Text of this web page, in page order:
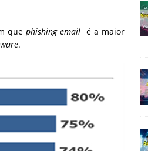
quephishing email é a maior
.